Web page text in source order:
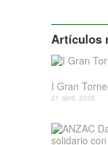
Artículos
I Gran
21 abril, 2026